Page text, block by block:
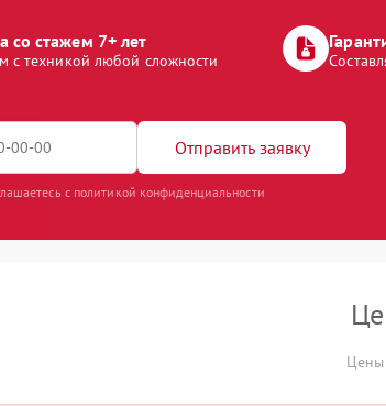
со стажем 7+ лет
с техникой любой сложности
Отправить заявку
с политикой конфиденциальности
Цены